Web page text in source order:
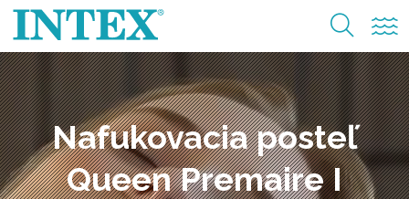
Nafukovacia posteľ
Queen Premaire I